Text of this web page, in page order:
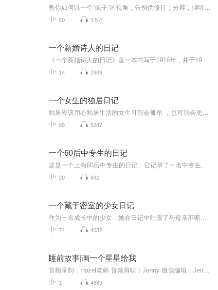
50 3.5万
一个新婚诗人的日记
14 2889
一个女生的独居日记
99 5287
一个60后中专生的日记
20 692
一个藏于密室的少女日记
74 4032
睡前故事|画一个星星给我
1 4689